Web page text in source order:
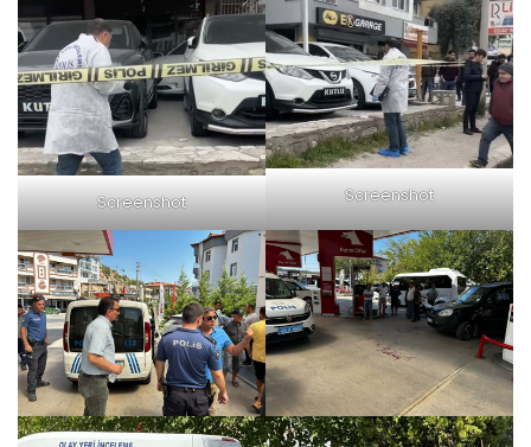
Screenshot Screenshot